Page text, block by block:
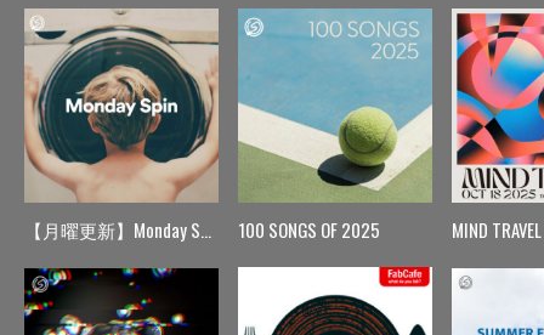
【月曜更新】Monday Spin 100 SONGS OF 2025 MIND TRAVEL